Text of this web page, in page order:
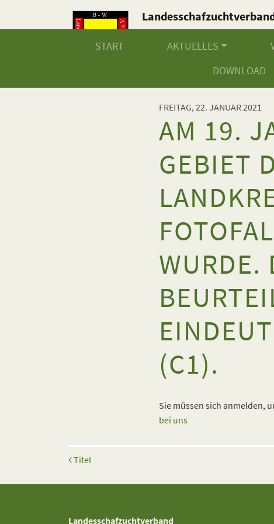
Baden-Württemberg e.V.
START AKTUELLES
DOWNLOAD
FREITAG, 22. JANUAR 2021
AM 19.
GEBIET
WURDE.
(C1).
Sie müssen sich anmelden,
bei uns
Beitrags-Navigation
Titel
Landesschafzuchtverband